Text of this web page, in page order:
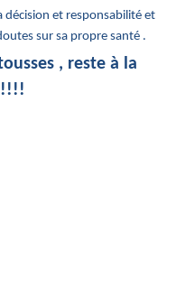
décision et responsabilité et
sur sa propre santé .
, reste à la
!!!!